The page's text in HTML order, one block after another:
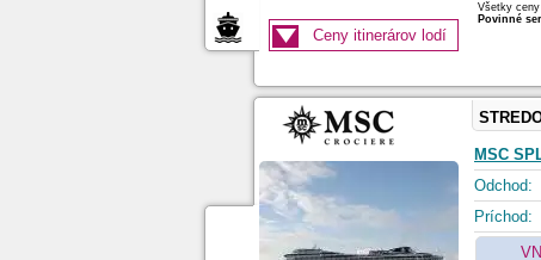
Ceny itinerárov lodí
Všetky
Povinné
MSC
Odchod:
Príchod: